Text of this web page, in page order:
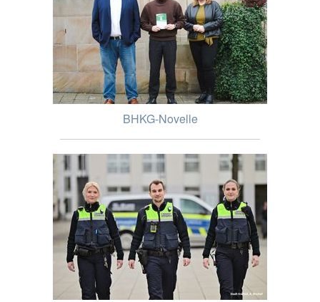
BHKG-Novelle